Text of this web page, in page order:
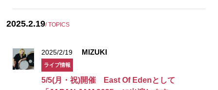
2025.2.19/ TOPICS
2025/2/19 MIZUKI
ライブ情報
5/5(月・祝)開催 East Of Edenとして